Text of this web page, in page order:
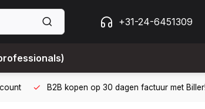
+31-24-6451309
B2B kopen op 30 dagen factuur met Biller!